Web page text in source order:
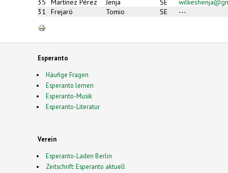
35
Martínez Pérez Ĵenja SE
31
Frejarö Tomio SE ---
Esperanto
Häufige Fragen
Esperanto lernen
Esperanto-Musik
Esperanto-Literatur
Verein
Esperanto-Laden Berlin
Zeitschrift: Esperanto aktuell